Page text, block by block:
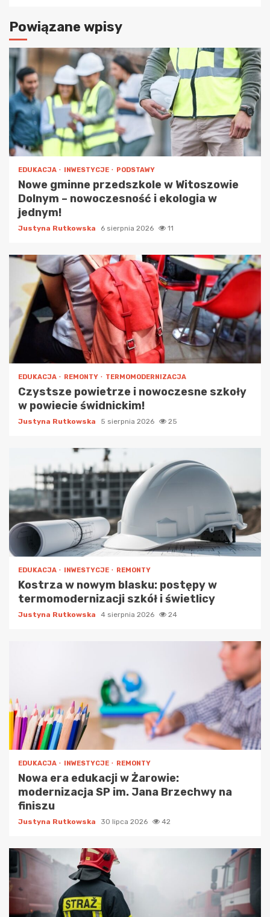
Powiązane wpisy
EDUKACJA INWESTYCJE PODSTAWY
Nowe gminne przedszkole w Witoszowie
Dolnym – nowoczesność i ekologia w
jednym!
Justyna Rutkowska 6 sierpnia 2026 11
EDUKACJA REMONTY TERMOMODERNIZACJA
Czystsze powietrze i nowoczesne szkoły
w powiecie świdnickim!
Justyna Rutkowska 5 sierpnia 2026 25
EDUKACJA INWESTYCJE REMONTY
Kostrza w nowym blasku: postępy w
termomodernizacji szkół i świetlicy
Justyna Rutkowska 4 sierpnia 2026 24
EDUKACJA INWESTYCJE REMONTY
Nowa era edukacji w Żarowie:
modernizacja SP im. Jana Brzechwy na
finiszu
Justyna Rutkowska 30 lipca 2026 42